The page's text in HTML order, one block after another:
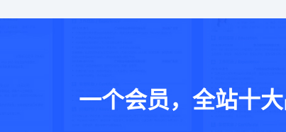
一个会员，全站十